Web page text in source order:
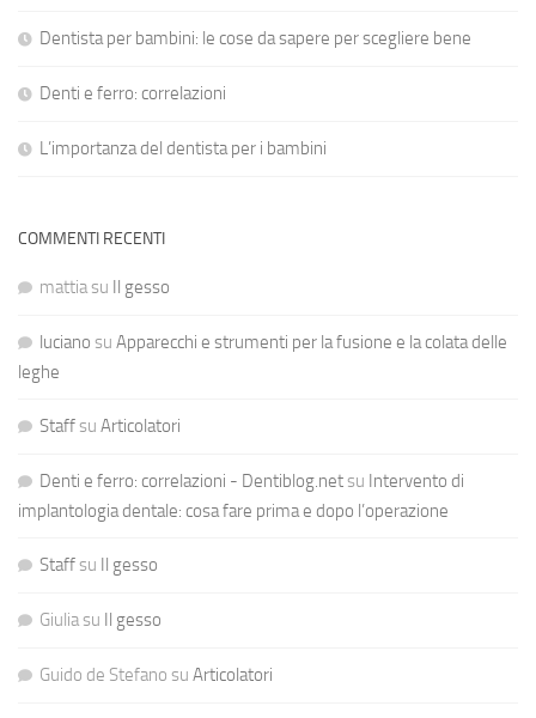
Dentista per bambini: le cose da sapere per scegliere bene
Denti e ferro: correlazioni
L’importanza del dentista per i bambini
COMMENTI RECENTI
mattiasu Il gesso
luciano su Apparecchi e strumenti per la fusione e la colata delle
leghe
Staffsu Articolatori
Denti e ferro: correlazioni - Dentiblog.netsu Intervento di
implantologia dentale: cosa fare prima e dopo l’operazione
Staffsu Il gesso
Giuliasu Il gesso
Guido de Stefano su Articolatori